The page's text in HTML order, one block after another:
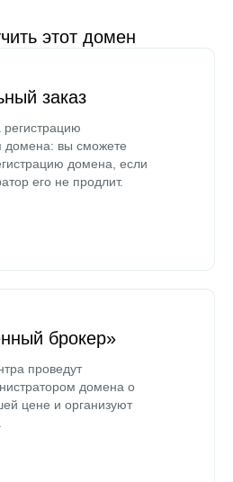
этот домен
заказ
домена: вы сможете
домена, если
его не продлит.
брокер»
проведут
домена о
цене и организуют